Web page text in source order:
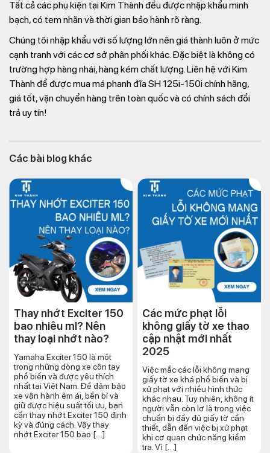
Tất cả các phụ kiện tại Kim Thành đều được nhập khẩu minh
bạch, có tem nhãn và thời gian bảo hành rõ ràng.
Chúng tôi nhập khẩu với số lượng lớn nên giá thành luôn ở mức
cạnh tranh với các cơ sở phân phối khác. Đặc biệt là không có
trường hợp hàng nhái, hàng kém chất lượng. Liên hệ với Kim
Thành để được mua má phanh đĩa SH 125i-150i chính hãng,
giá tốt, vận chuyển hàng trên toàn quốc và có chính sách đổi
trả uy tín!
Các bài blog khác
Thay nhớt Exciter 150
bao nhiêu ml? Nên
thay loại nhớt nào?
Yamaha Exciter 150 là một
trong những dòng xe côn tay
phổ biến và được yêu thích
nhất tại Việt Nam. Để đảm bảo
xe vận hành êm ái, bền bỉ và
giữ được hiệu suất tối ưu, bạn
cần thay nhớt Exciter 150 định
kỳ và đúng cách. Vậy thay
nhớt Exciter 150 bao […]
Các mức phạt lỗi
không giấy tờ xe thao
cập nhật mới nhất
2025
Việc mắc các lỗi không mang
giấy tờ xe khá phổ biến và bị
xử phạt với nhiều hình thức
khác nhau. Tuy nhiên, không ít
người vẫn còn lơ là trong việc
chuẩn bị đầy đủ giấy tờ cần
thiết, dẫn đến việc bị xử phạt
khi cơ quan chức năng kiểm
tra. Vì […]